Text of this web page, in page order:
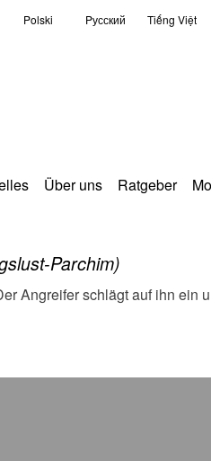
Polski Pусский Tiếng Việt
Über uns Ratgeber
Parchim)
Angreifer schlägt auf ihn ein